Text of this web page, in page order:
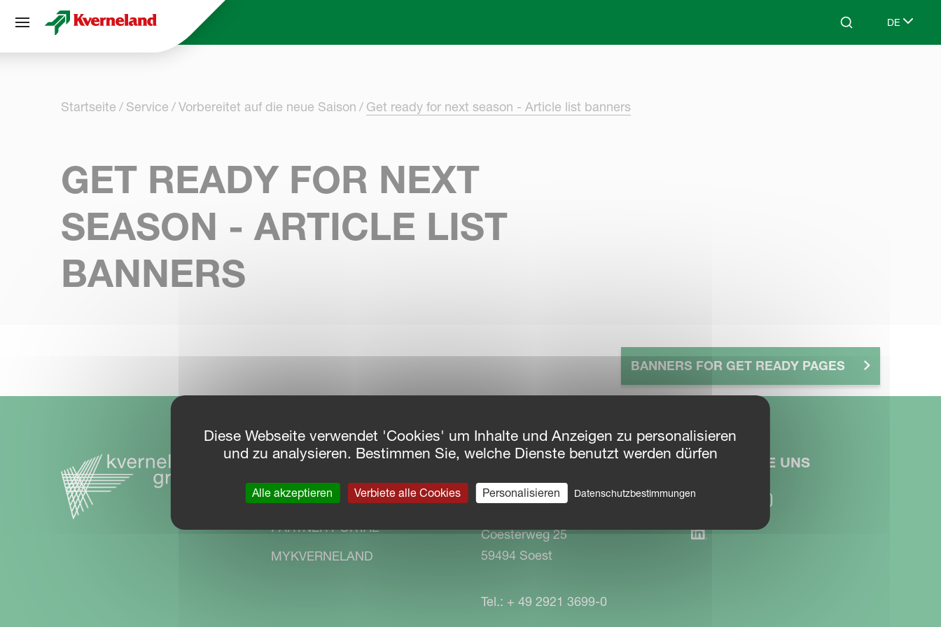
Search DE
Select
Startseite Service Vorbereitet auf die neue Saison Get ready for next season - Article list banners
GET READY FOR NEXT
SEASON - ARTICLE LIST
BANNERS
BANNERS FOR GET READY PAGES
NAVIGATION
Download Center
PARTNER PORTAL
MYKVERNELAND
KONTAKT
Kverneland Group Distribution
Coesterweg 25
59494 Soest
Tel.: + 49 2921 3699-0
FOLGEN SIE UNS
Cookie-Einstellungen
Diese Webseite verwendet 'Cookies' um Inhalte und Anzeigen zu personalisieren
und zu analysieren. Bestimmen Sie, welche Dienste benutzt werden dürfen
Alle akzeptieren Verbiete alle Cookies Personalisieren Datenschutzbestimmungen